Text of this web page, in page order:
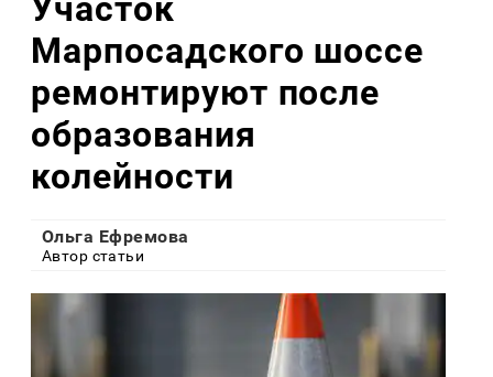
Марпосадского шоссе
ремонтируют после
образования
колейности
Ольга Ефремова
Автор статьи